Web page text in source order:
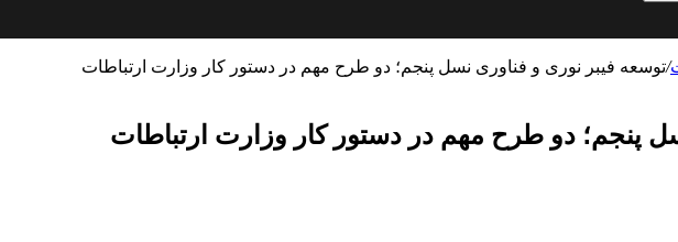
/توسعه فیبر نوری و فناوری نسل پنجم؛ دو طرح مهم در دستور کار وزارت ارتباطات
پنجم؛ دو طرح مهم در دستور کار وزارت ارتباطات